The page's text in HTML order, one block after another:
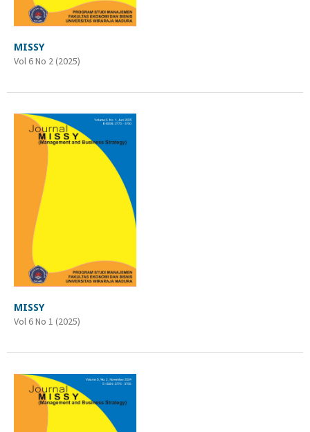
MISSY
Vol 6 No 2 (2025)
MISSY
Vol 6 No 1 (2025)